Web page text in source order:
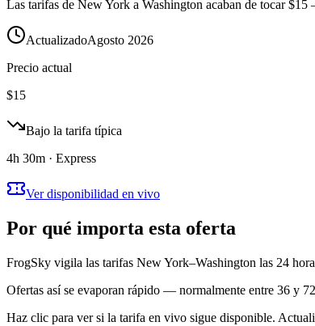
Las tarifas de New York a Washington acaban de tocar
ActualizadoAgosto 2026
Precio actual
$15
Bajo la tarifa típica
4h 30m · Express
Ver disponibilidad en vivo
Por qué importa esta oferta
FrogSky vigila las tarifas New York–Washington las 24
Ofertas así se evaporan rápido — normalmente entre 36 y
Haz clic para ver si la tarifa en vivo sigue disponible.